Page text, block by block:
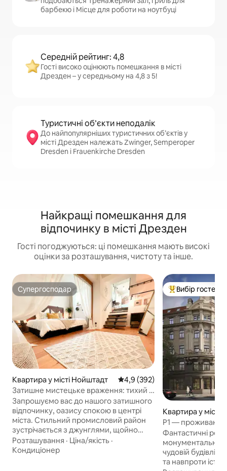
барбекю і Місце для роботи на ноутбуці
Середній рейтинг: 4,8
Гості високо оцінюють помешкання в місті
Дрезден – у середньому на 4,8 з 5!
Туристичні об’єкти неподалік
До найпопулярніших туристичних об’єктів у
місті Дрезден належать Zwinger, Semperoper
Dresden і Frauenkirche Dresden
Найкращі помешкання для
відпочинку в місті Дрезден
Гості погоджуються: ці помешкання мають високі
оцінки за розташування, чистоту та інше.
Супергосподар
Супергосподар
Квартира у місті Нойштадт Середня оцінка: 4,9 з 5,
4,9 (392)
Затишне мистецьке враження: тихий і
спокійний відпочинок
Запрошуємо вас до нашого затишного
відпочинку, оазису спокою в центрі
міста. Стильний промисловий район
зустрічається з джунглями, щойно
привітаний старим. Ваше помешкання
розташоване недалеко від Ельби в
Розташування · Ціна/якість ·
Кондиціонер
Топ вибір гостей
Вибір гостей
Квартира у місті
P1 — проживання
Фантастичні
монументально
чудовій будівлі - The
та навпроти